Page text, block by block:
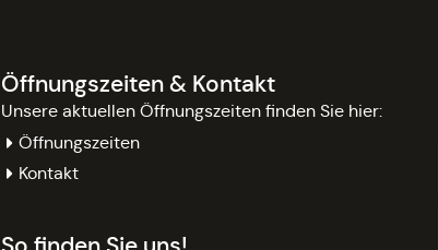
Öffnungszeiten & Kontakt
Unsere aktuellen Öffnungszeiten finden Sie hier:
Öffnungszeiten
Kontakt